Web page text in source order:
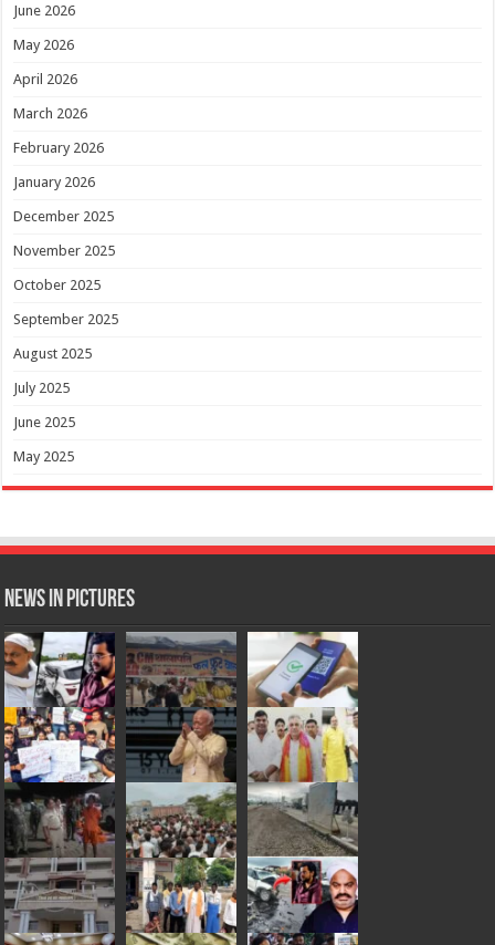
June 2026
May 2026
April 2026
March 2026
February 2026
January 2026
December 2025
November 2025
October 2025
September 2025
August 2025
July 2025
June 2025
May 2025
News in Pictures